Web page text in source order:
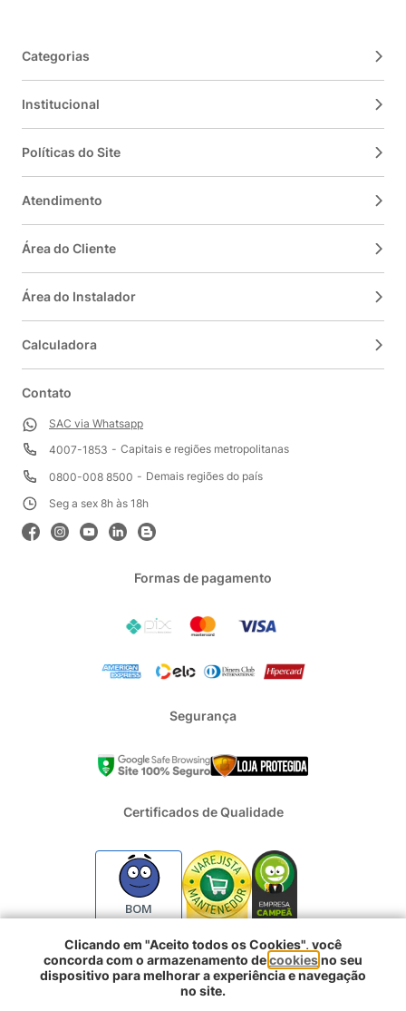
Categorias
Institucional
Políticas do Site
Atendimento
Área do Cliente
Área do Instalador
Calculadora
Contato
SAC via Whatsapp
4007-1853
Capitais e regiões metropolitanas
0800-008 8500
Demais regiões do país
Seg a sex 8h às 18h
Formas de pagamento
Segurança
Certificados de Qualidade
BOM
2024 - Todos os direitos reservados | REFRIGERACAO DUFRIO
COMERCIO E IMPORTACAO S.A. | CNPJ : 01.754.239/0001-10 |
Clicando em "Aceito todos os Cookies", você
concorda com o armazenamento decookiesno seu
dispositivo para melhorar a experiência e navegação
no site.